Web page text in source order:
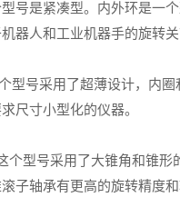
型号是紧凑型。内外环是一
器人和工业机器手的旋转
型号采用了超薄设计，内
尺寸小型化的仪器。
个型号采用了大锥角和锥
子轴承有更高的旋转精度